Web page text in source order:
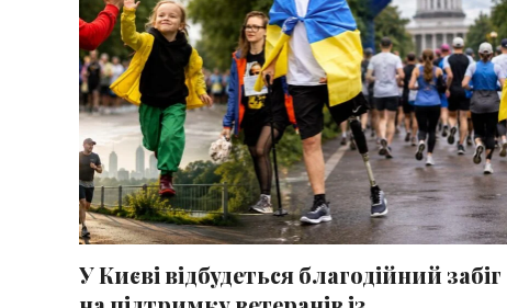
У Києві відбудеться благодійний забіг